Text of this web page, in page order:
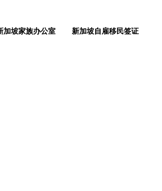
加坡家族办公室 新加坡自雇移民签证